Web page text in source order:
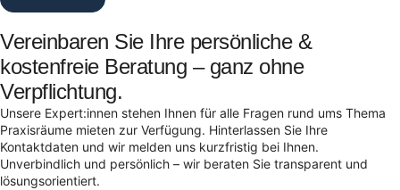
Vereinbaren Sie Ihre persönliche &
kostenfreie Beratung – ganz ohne
Verpflichtung.
Unsere Expert:innen stehen Ihnen für alle Fragen rund ums Thema
Praxisräume mieten zur Verfügung. Hinterlassen Sie Ihre
Kontaktdaten und wir melden uns kurzfristig bei Ihnen.
Unverbindlich und persönlich – wir beraten Sie transparent und
lösungsorientiert.